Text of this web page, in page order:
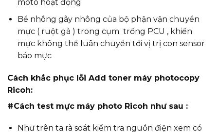
moto hoạt động
Bể nhông gãy nhông của bộ phận vận chuyển
mực ( ruột gà ) trong cụm trống PCU , khiến
mực không thể luân chuyển tới vị trị con sensor
báo mực
Cách khắc phục lỗi Add toner máy photocopy
Ricoh:
#Cách test mực máy photo Ricoh như sau :
Như trên ta rà soát kiểm tra nguồn điện xem có